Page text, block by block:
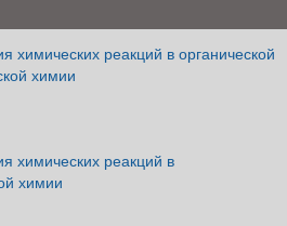
химических реакций в органической
химии
химических реакций в
химии